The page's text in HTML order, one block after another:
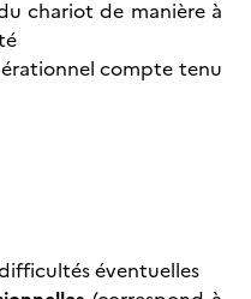
chariot de manière à
compte tenu
éventuelles